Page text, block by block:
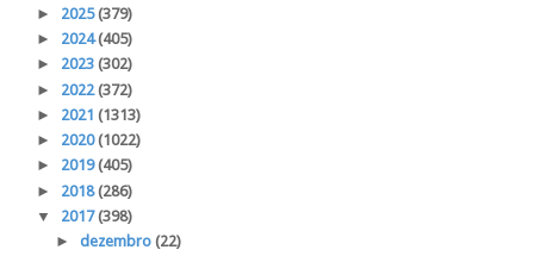
► 2025(379)
► 2024(405)
► 2023 (302)
► 2022(372)
► 2021 (1313)
► 2020(1022)
► 2019(405)
► 2018(286)
▼ 2017(398)
► dezembro (22)